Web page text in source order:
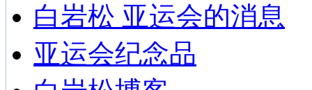
白岩松 亚运会的消息
亚运会纪念品